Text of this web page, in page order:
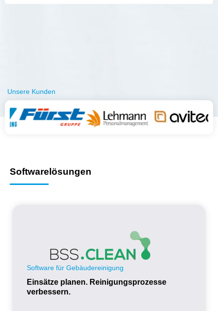
Unsere Kunden
Softwarelösungen
Software für Gebäudereinigung
Einsätze planen. Reinigungsprozesse
verbessern.